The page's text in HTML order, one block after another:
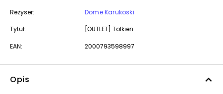
Reżyser:
Dome Karukoski
Tytuł:
[OUTLET] Tolkien
EAN: 2000793598997
Opis